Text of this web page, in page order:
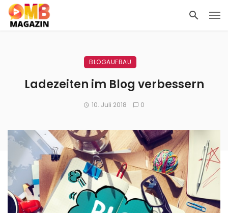
BLOGAUFBAU
Ladezeiten im Blog verbessern
10. Juli 2018 0